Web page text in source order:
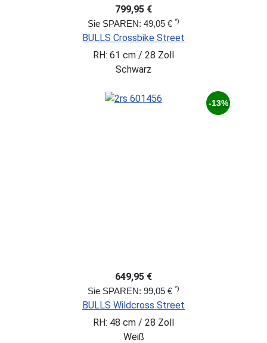
799,95 €
Sie SPAREN: 49,05 € *)
BULLS Crossbike Street
RH: 61 cm / 28 Zoll
Schwarz
-13%
649,95 €
Sie SPAREN: 99,05 € *)
BULLS Wildcross Street
RH: 48 cm / 28 Zoll
Weiß